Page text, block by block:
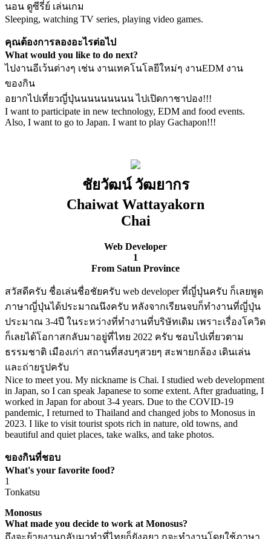
นอน ดูซีรี่ย์ เล่นเกม
Sleeping, watching TV series, playing video games.
คุณต้องการลองอะไรต่อไป
What would you like to do next?
ไปงานอีเว้นต่างๆ เช่น งานเทคโนโลยีใหม่ๆ งานEDM งาน
ของกิน
อยากไปเที่ยวญี่ปุ่นนนนนนนนน ไปเปิดกาชาปอง!!!
I want to participate in new technology, EDM and food events.
Also, I want to go to Japan. I want to play Gachapon!!!
ชัยวัฒน์ วัฒยากร
Chaiwat Wattayakorn
Chai
Web Developer
1
From Satun Province
สวัสดีครับ ชื่อเล่นชื่อชัยครับ web developer ที่ญี่ปุ่นครับ ก็เลยพูด
ภาษาญี่ปุ่นได้ประมาณนึงครับ หลังจากเรียนจบก็ทำงานที่ญี่ปุ่น
ประมาณ 3-4ปี ในระหว่างที่ทำงานที่บริษัทเดิม เพราะเรื่องโควิด
ก็เลยได้โอกาสกลับมาอยู่ที่ไทย 2022 ครับ ชอบไปเที่ยวตาม
ธรรมชาติ เมืองเก่า สถานที่สงบๆสวยๆ สะพายกล้อง เดินเล่น
และถ่ายรูปครับ
Nice to meet you. My nickname is Chai. I studied web development
in Japan, so I can speak Japanese to some extent. After graduating, I
worked in Japan for about 3-4 years. Due to the COVID-19
pandemic, I returned to Thailand and changed jobs to Monosus in
2023. I like to visit tourist spots rich in nature, old towns, and
beautiful and quiet places, take walks, and take photos.
ของกินที่ชอบ
What's your favorite food?
1
Tonkatsu
Monosus
What made you decide to work at Monosus?
ถึงจะย้ายงานกลับมาทำที่ไทยก็ยังอยา กจะทำงานโดยใช้ภาษา